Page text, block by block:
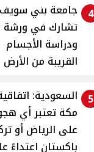
4
جامعة بني سويف
تشارك في ورشة
ودراسة الأجسام
القريبة من الأرض
5
السعودية:
مكة تعتبر أي
على الرياض أو
باكستان اعتداءً